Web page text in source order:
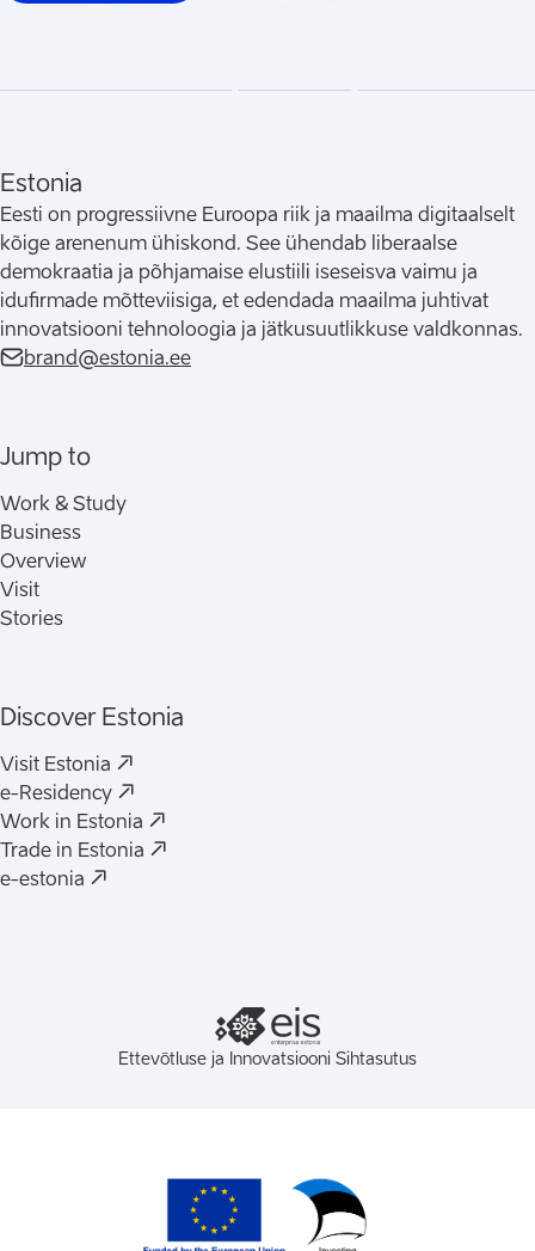
Estonia
Eesti on progressiivne Euroopa riik ja maailma digitaalselt
kõige arenenum ühiskond. See ühendab liberaalse
demokraatia ja põhjamaise elustiili iseseisva vaimu ja
idufirmade mõtteviisiga, et edendada maailma juhtivat
innovatsiooni tehnoloogia ja jätkusuutlikkuse valdkonnas.
brand@estonia.ee
Jump to
Work & Study
Business
Overview
Visit
Stories
Discover Estonia
Visit Estonia (
e-Residency
(
Work in Estonia
(
Trade in Estonia
(
e-estonia
(
Ettevõtluse ja Innovatsiooni Sihtasutus